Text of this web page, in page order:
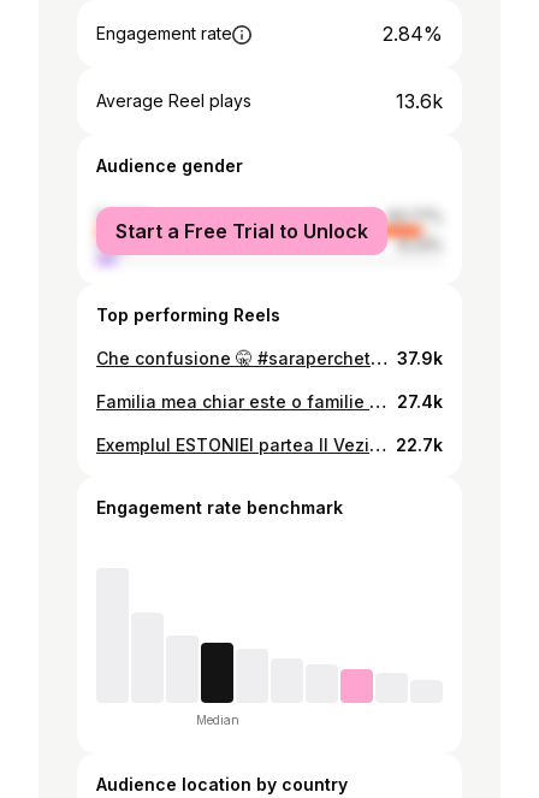
Engagement rate 2.84%
Average Reel plays 13.6k
Audience gender
female
93.77%
male
6.23%
Start a Free Trial to Unlock
Top performing Reels
Che confusione 🤫 #saraperchetiamo #italy #friends 37.9k
Familia mea chiar este o familie europeană. Părintii mei au cetățenie portugheză iar tata a făcut parte din primul val de moldoveni nevoiți să plece. Cum a ajuns în Lisabona, poi face ușor un film bun. Cu trecut de râu îmbrăcat, pe frig, dormit într-un hambar prin Germania, fără viză, telefon mobil și fără să știe vreo limbă străină. Astăzi pare atât de ciudat, dar acum 10-15 ani, să obții o viză schengen, era o poveste și mai dificilă decât a tatălui meu fugar 🫣 cu 3 mii de euro existau șanse să treci ilegal, la ambasada nu costa prea multe dar șansele erau foarte mici. Era un lux pe care mi-l amintesc foarte bine. Pentru că am avut așa o viză pentru Portugalia, unde urma să ajung la părinți să își vadă prima lor nepoată. Am avut noroc că suntem jurnaliști. Dar oricum a fost oarecum cu implicarea de “cumoscuți”. 10 ani parcă nu este un termen prea mare dar noi deja ne-am obișnuit atât de mult să avem această libertate de a pleca oriunde în Europa că parcă nici nu mai prețuim acest “privilegiu”. Pentru mine de fiecare dată este o mirare că pot trece vama civilizat, zâmbind vameșului, ca un om civilizat, fără să dorm udă noaptea pe un deal într-un sarai părăsit fără măcar să știu în ce țară mă aflu. #familiamea #familiaeuropeană 27.4k
Exemplul ESTONIEI partea II Vezi in reels, partea I 22.7k
Engagement rate benchmark
Median
Audience location by country